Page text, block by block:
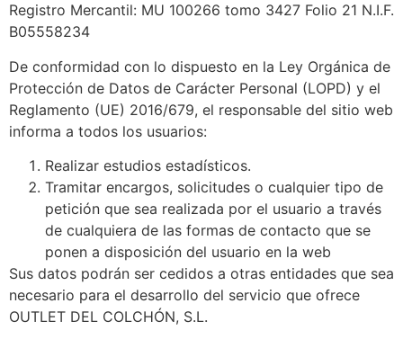
Registro Mercantil: MU 100266 tomo 3427 Folio 21 N.I.F.
B05558234
De conformidad con lo dispuesto en la Ley Orgánica de
Protección de Datos de Carácter Personal (LOPD) y el
Reglamento (UE) 2016/679, el responsable del sitio web
informa a todos los usuarios:
Realizar estudios estadísticos.
Tramitar encargos, solicitudes o cualquier tipo de
petición que sea realizada por el usuario a través
de cualquiera de las formas de contacto que se
ponen a disposición del usuario en la web
Sus datos podrán ser cedidos a otras entidades que sea
necesario para el desarrollo del servicio que ofrece
OUTLET DEL COLCHÓN, S.L.